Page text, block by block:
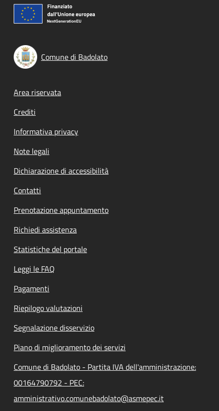
Comune di Badolato
Footer menu
Area riservata
Crediti
Informativa privacy
Note legali
Dichiarazione di accessibilità
Contatti
Prenotazione appuntamento
Richiedi assistenza
Statistiche del portale
Leggi le FAQ
Pagamenti
Riepilogo valutazioni
Segnalazione disservizio
Piano di miglioramento dei servizi
Comune di Badolato - Partita IVA dell'amministrazione:
00164790792 - PEC:
amministrativo.comunebadolato@asmepec.it